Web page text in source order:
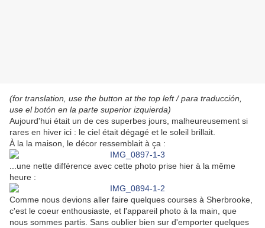
(for translation, use the button at the top left / para traducción,
use el botón en la parte superior izquierda)
Aujourd'hui était un de ces superbes jours, malheureusement si
rares en hiver ici : le ciel était dégagé et le soleil brillait.
À la la maison, le décor ressemblait à ça :
...une nette différence avec cette photo prise hier à la même
heure :
Comme nous devions aller faire quelques courses à Sherbrooke,
c'est le coeur enthousiaste, et l'appareil photo à la main, que
nous sommes partis. Sans oublier bien sur d'emporter quelques